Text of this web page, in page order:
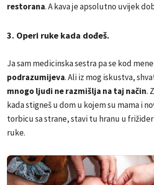
restorana. A kava je apsolutno uvijek
3. Operi ruke kada dođeš.
Ja sam medicinska sestra pa se kod mene
podrazumijeva. Ali iz mog iskustva,
mnogo ljudi ne razmišlja na taj način.
kada stigneš u dom u kojem su mama i
torbicu sa strane, stavi tu hranu u
ruke.